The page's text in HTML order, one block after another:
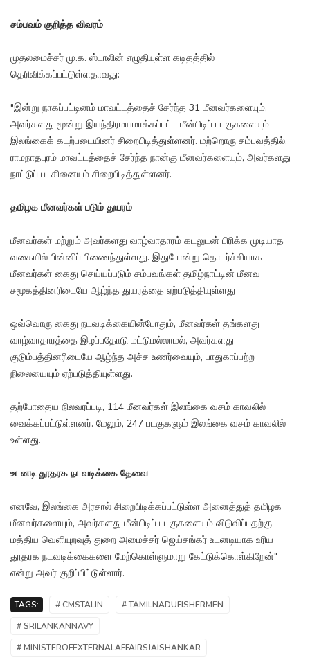
சம்பவம் குறித்த விவரம்
முதலமைச்சர் மு.க. ஸ்டாலின் எழுதியுள்ள கடிதத்தில்
தெரிவிக்கப்பட்டுள்ளதாவது:
"இன்று நாகப்பட்டினம் மாவட்டத்தைச் சேர்ந்த 31 மீனவர்களையும்,
அவர்களது மூன்று இயந்திரமயமாக்கப்பட்ட மீன்பிடிப் படகுகளையும்
இலங்கைக் கடற்படையினர் சிறைபிடித்துள்ளனர். மற்றொரு சம்பவத்தில்,
ராமநாதபுரம் மாவட்டத்தைச் சேர்ந்த நான்கு மீனவர்களையும், அவர்களது
நாட்டுப் படகினையும் சிறைபிடித்துள்ளனர்.
தமிழக மீனவர்கள் படும் துயரம்
மீனவர்கள் மற்றும் அவர்களது வாழ்வாதாரம் கடலுடன் பிரிக்க முடியாத
வகையில் பின்னிப் பிணைந்துள்ளது. இதுபோன்று தொடர்ச்சியாக
மீனவர்கள் கைது செய்யப்படும் சம்பவங்கள் தமிழ்நாட்டின் மீனவ
சமூகத்தினரிடையே ஆழ்ந்த துயரத்தை ஏற்படுத்தியுள்ளது
ஒவ்வொரு கைது நடவடிக்கையின்போதும், மீனவர்கள் தங்களது
வாழ்வாதாரத்தை இழப்பதோடு மட்டுமல்லாமல், அவர்களது
குடும்பத்தினரிடையே ஆழ்ந்த அச்ச உணர்வையும், பாதுகாப்பற்ற
நிலையையும் ஏற்படுத்தியுள்ளது.
தற்போதைய நிலவரப்படி, 114 மீனவர்கள் இலங்கை வசம் காவலில்
வைக்கப்பட்டுள்ளனர். மேலும், 247 படகுகளும் இலங்கை வசம் காவலில்
உள்ளது.
உடனடி தூதரக நடவடிக்கை தேவை
எனவே, இலங்கை அரசால் சிறைபிடிக்கப்பட்டுள்ள அனைத்துத் தமிழக
மீனவர்களையும், அவர்களது மீன்பிடிப் படகுகளையும் விடுவிப்பதற்கு
மத்திய வெளியுறவுத் துறை அமைச்சர் ஜெய்சங்கர் உடனடியாக உரிய
தூதரக நடவடிக்கைகளை மேற்கொள்ளுமாறு கேட்டுக்கொள்கிறேன்"
என்று அவர் குறிப்பிட்டுள்ளார்.
TAGS: # CMSTALIN
# TAMILNADUFISHERMEN
# SRILANKANNAVY
# MINISTEROFEXTERNALAFFAIRSJAISHANKAR